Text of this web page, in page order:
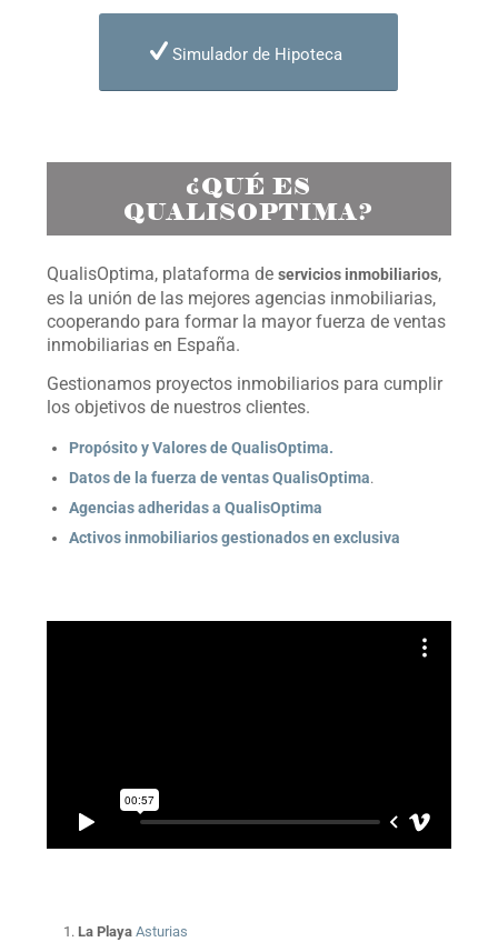
Simulador de Hipoteca
¿QUÉ ES
QUALISOPTIMA?
QualisOptima, plataforma deservicios inmobiliarios,
es la unión de las mejores agencias inmobiliarias,
cooperando para formar la mayor fuerza de ventas
inmobiliarias en España.
Gestionamos proyectos inmobiliarios para cumplir
los objetivos de nuestros clientes.
Propósito y Valores de QualisOptima.
Datos de la fuerza de ventas QualisOptima.
Agencias adheridas a QualisOptima
Activos inmobiliarios gestionados en exclusiva
La PlayaAsturias